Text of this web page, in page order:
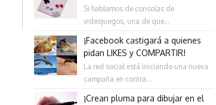
Si hablamos de consolas de
videojuegos, una de que...
¡Facebook castigará a quienes
pidan LIKES y COMPARTIR!
La red social está iniciando una nueva
campaña en contra...
¡Crean pluma para dibujar en el